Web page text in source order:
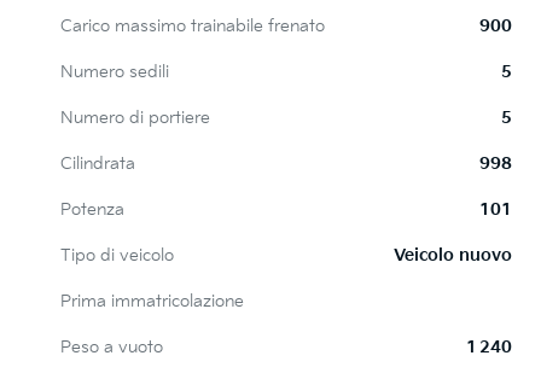
Carico massimo trainabile frenato 900
Numero sedili 5
Numero di portiere 5
Cilindrata 998
Potenza 101
Tipo di veicolo Veicolo nuovo
Prima immatricolazione
Peso a vuoto 1 240